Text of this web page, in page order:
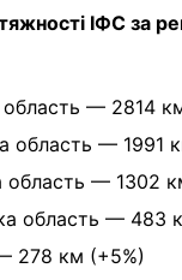
ІФС за
— 2814
область — 1991
область — 1302
область — 483
278 км (+5%)